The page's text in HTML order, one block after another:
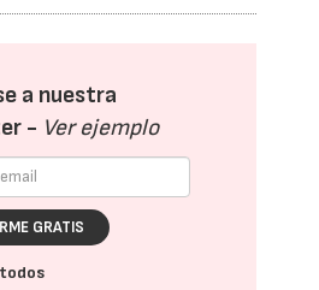
a nuestra
- Ver ejemplo
GRATIS